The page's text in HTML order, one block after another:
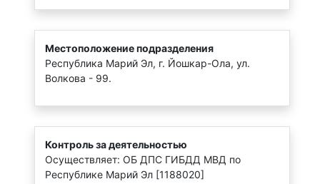
Местоположение подразделения
Республика Марий Эл, г. Йошкар-Ола, ул.
Волкова - 99.
Контроль за деятельностью
Осуществляет: ОБ ДПС ГИБДД МВД по
Республике Марий Эл [1188020]